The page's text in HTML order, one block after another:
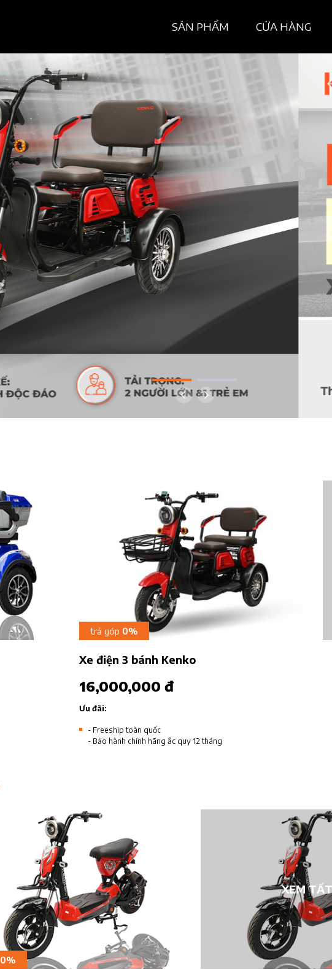
SẢN PHẨM CỬA HÀNG
trả góp 0%
Xe điện 3 bánh Kenko
16,000,000 đ
Ưu đãi:
- Freeship toàn quốc
- Bảo hành chính hãng ắc quy 12 tháng
0%
XEM